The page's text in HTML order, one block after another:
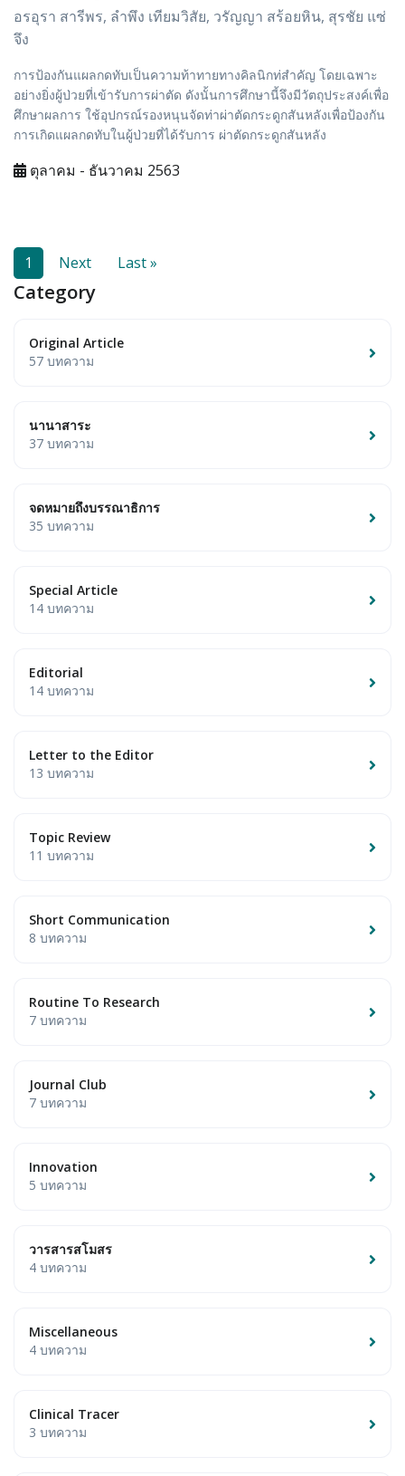
อรอุรา สารีพร, ลำพึง เทียมวิสัย, วรัญญา สร้อยหิน, สุรชัย แซ่
จึง
การป้องกันแผลกดทับเป็นความท้าทายทางคิลนิกท่สำคัญ โดยเฉพาะ
อย่างยิ่งผู้ป่วยที่เข้ารับการผ่าตัด ดังนั้นการศึกษานี้จึงมีวัตถุประสงค์เพื่อ
ศึกษาผลการ ใช้อุปกรณ์รองหนุนจัดท่าผ่าตัดกระดูกสันหลังเพื่อป้องกัน
การเกิดแผลกดทับในผู้ป่วยที่ได้รับการ ผ่าตัดกระดูกสันหลัง
ตุลาคม - ธันวาคม 2563
1 Next Last »
Category
Original Article
57 บทความ
นานาสาระ
37 บทความ
จดหมายถึงบรรณาธิการ
35 บทความ
Special Article
14 บทความ
Editorial
14 บทความ
Letter to the Editor
13 บทความ
Topic Review
11 บทความ
Short Communication
8 บทความ
Routine To Research
7 บทความ
Journal Club
7 บทความ
Innovation
5 บทความ
วารสารสโมสร
4 บทความ
Miscellaneous
4 บทความ
Clinical Tracer
3 บทความ